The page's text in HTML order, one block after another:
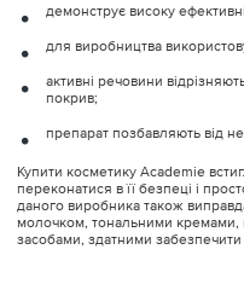
демонструє високу
для виробництва
активні речовини
покрив;
препарат позбавляють від
Купити косметику Academie
переконатися в її безпеці і
даного виробника також
молочком, тональними кремами,
засобами, здатними